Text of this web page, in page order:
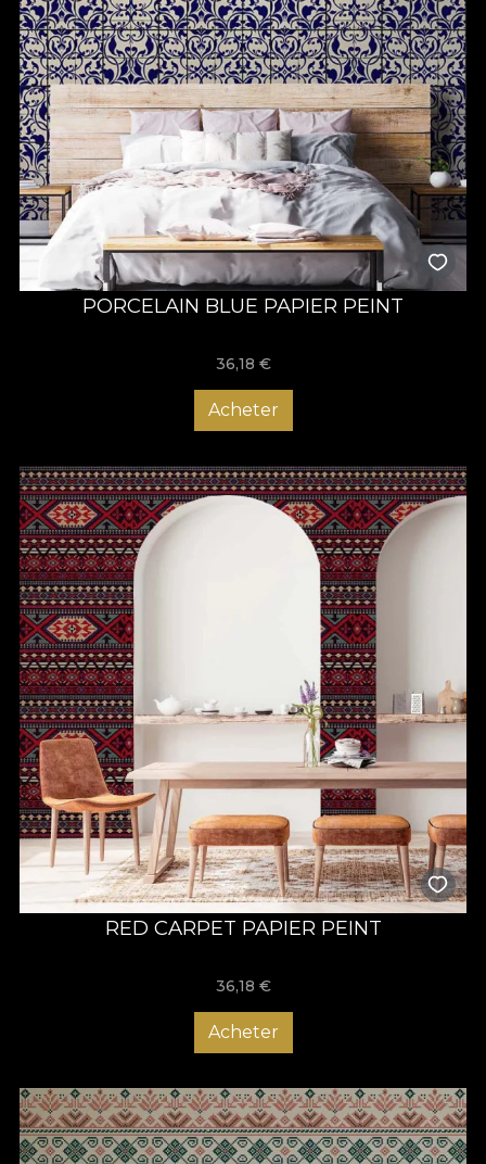
PORCELAIN BLUE PAPIER PEINT
36,18 €
Acheter
RED CARPET PAPIER PEINT
36,18 €
Acheter